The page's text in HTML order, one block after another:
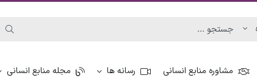
مشاوره منابع انسانی رسانه ها مجله منابع انسانی